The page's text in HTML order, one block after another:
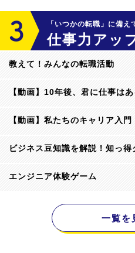
「いつかの転職」に備え
仕事力アッ
教えて！みんなの転職活動
【動画】10年後、君に仕事はあ
【動画】私たちのキャリア入門
ビジネス豆知識を解説！知っ得
エンジニア体験ゲーム
一覧を